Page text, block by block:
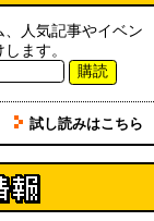
駅はお隣の湯檜曽駅
ちのazumiさん)
代人は普通に生活し
に何曲聞くことにな
井公二) (08.04 11:00)
いた小さな花
エッセイ/西村まさ
まさゆき) (08.04
人気記事やイベン
ます。
購読
試し読みはこちら